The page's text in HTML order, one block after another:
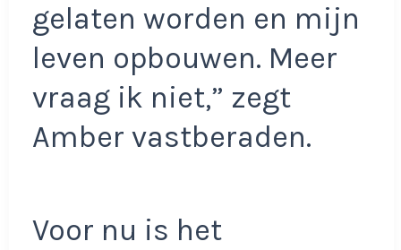
gelaten worden en mijn
leven opbouwen. Meer
vraag ik niet,” zegt
Amber vastberaden.
Voor nu is het